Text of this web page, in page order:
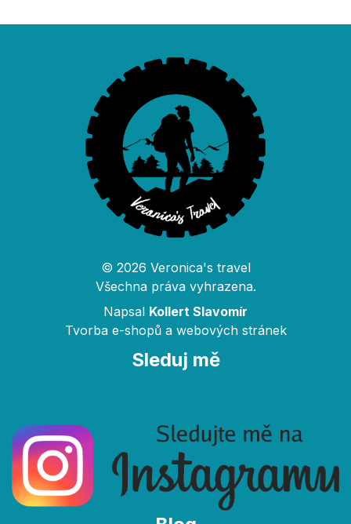
© 2026 Veronica's travel
Všechna práva vyhrazena.
Napsal Kollert Slavomír
Tvorba e-shopů a webových stránek
Sleduj mě